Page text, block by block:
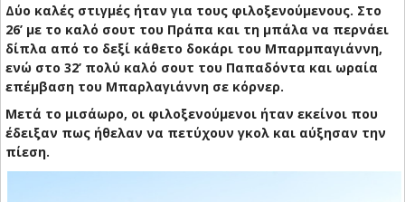
Δύο καλές στιγμές ήταν για τους φιλοξενούμενους. Στο
26’ με το καλό σουτ του Πράπα και τη μπάλα να περνάει
δίπλα από το δεξί κάθετο δοκάρι του Μπαρμπαγιάννη,
ενώ στο 32’ πολύ καλό σουτ του Παπαδόντα και ωραία
επέμβαση του Μπαρλαγιάννη σε κόρνερ.
Μετά το μισάωρο, οι φιλοξενούμενοι ήταν εκείνοι που
έδειξαν πως ήθελαν να πετύχουν γκολ και αύξησαν την
πίεση.